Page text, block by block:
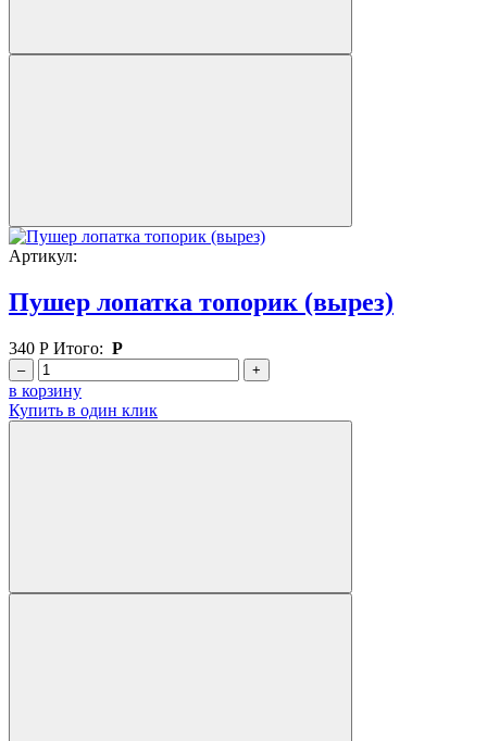
Артикул:
Пушер лопатка топорик (вырез)
340 Р Итого: Р
– +
в корзину
Купить в один клик